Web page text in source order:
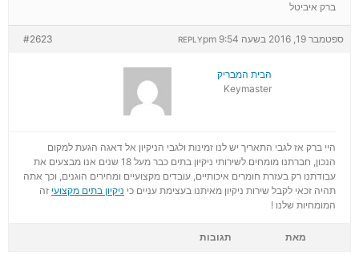
ברק איביטל
ספטמבר 19, 2016 בשעה 9:54 pm #2623 REPLY
הבית המבריק
Keymaster
היי ברק אז לגבי התאריך יש לנו זמינות ולגבי הניקיון אל דאגה הגעת למקום
הנכון, חברתנו מומחים לשירותי ניקיון בתים כבר מעל 18 שנים אנו מבצעים את
עבודתנו רק בעזרת חומרים איכותיים, עובדים מקצועיים ומחירים הוגנים, וכך אתה
תהיה זכאי לקבל שירות ניקיון מאיתנו בעצימת עניים כי ניקיון בתים מקצועי זה
המומחיות שלנו !
מאת תגובות